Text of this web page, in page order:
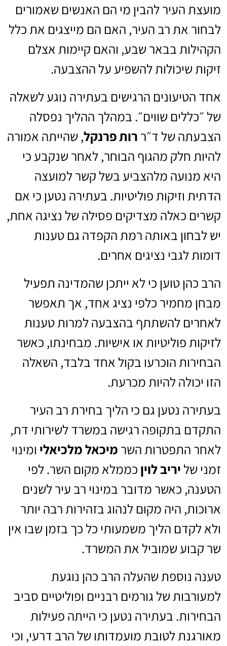
מועצת העיר להבין מי הם האנשים שאמורים
לבחור את רב העיר, האם הם מייצגים את כלל
הקהילות בבאר שבע, והאם קיימות אצלם
זיקות שיכולות להשפיע על ההצבעה.
אחד הטיעונים הרגישים בעתירה נוגע לשאלה
של ״כללים שווים״. במהלך ההליך נפסלה
הצבעתה של ד״ר רות פרנקל, שהייתה אמורה
להיות חלק מהגוף הבוחר, לאחר שנקבע כי
היא מנועה מלהצביע בשל קשר למועצה
הדתית וזיקות פוליטיות. בעתירה נטען כי אם
קשרים כאלה מצדיקים פסילה של נציגה אחת,
יש לבחון באותה רמת הקפדה גם טענות
דומות לגבי נציגים אחרים.
הרב כהן טוען כי לא ייתכן שהמדינה תפעיל
מבחן מחמיר כלפי נציג אחד, אך תאפשר
לאחרים להשתתף בהצבעה למרות טענות
לזיקות פוליטיות או אישיות. מבחינתו, כאשר
הבחירות הוכרעו בקול אחד בלבד, השאלה
הזו יכולה להיות מכרעת.
בעתירה נטען גם כי הליך בחירת רב העיר
התקדם בתקופה רגישה במשרד לשירותי דת,
לאחר התפטרות השר מיכאל מלכיאלי ומינוי
זמני של יריב לוין כממלא מקום השר. לפי
הטענה, כאשר מדובר במינוי רב עיר לשנים
ארוכות, היה מקום לנהוג בזהירות רבה יותר
ולא לקדם הליך משמעותי כל כך בזמן שבו אין
שר קבוע שמוביל את המשרד.
טענה נוספת שהעלה הרב כהן נוגעת
למעורבות של גורמים רבניים ופוליטיים סביב
הבחירות. בעתירה נטען כי הייתה פעילות
מאורגנת לטובת מועמדותו של הרב דרעי, וכי